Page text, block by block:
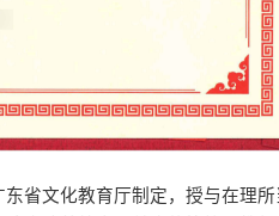
省文化教育厅制定，授与在理所